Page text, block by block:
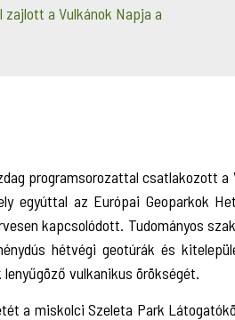
zajlott a Vulkánok Napja a
programsorozattal csatlakozott a
egyúttal az Európai Geoparkok
kapcsolódott. Tudományos
hétvégi geotúrák és
vulkanikus örökségét.
a miskolci Szeleta Park